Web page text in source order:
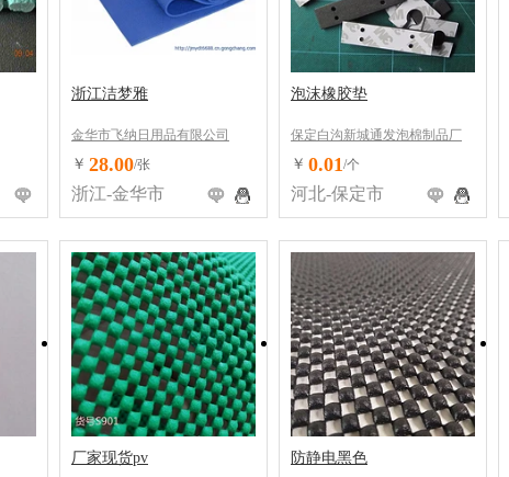
浙江洁梦雅
金华市飞纳日用品有限公司
￥ 28.00/张
浙江-金华市
泡沫橡胶垫
保定白沟新城通发泡棉制品厂
￥ 0.01/个
河北-保定市
厂家现货pv 防静电黑色